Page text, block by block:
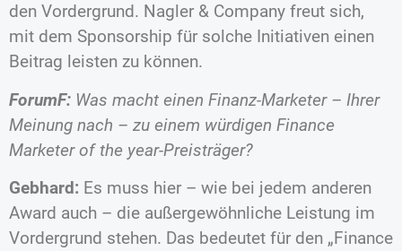
den Vordergrund. Nagler & Company freut sich,
mit dem Sponsorship für solche Initiativen einen
Beitrag leisten zu können.
ForumF: Was macht einen Finanz-Marketer – Ihrer
Meinung nach – zu einem würdigen Finance
Marketer of the year-Preisträger?
Gebhard: Es muss hier – wie bei jedem anderen
Award auch – die außergewöhnliche Leistung im
Vordergrund stehen. Das bedeutet für den „Finance